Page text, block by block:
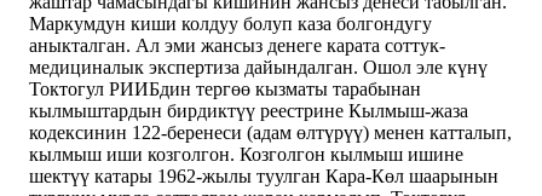
Маркумдун киши колдуу болуп каза болгондугу
аныкталган. Ал эми жансыз денеге карата соттук-
медициналык экспертиза дайындалган. Ошол эле күнү
Токтогул РИИБдин тергөө кызматы тарабынан
кылмыштардын бирдиктүү реестрине Кылмыш-жаза
кодексинин 122-беренеси (адам өлтүрүү) менен катталып,
кылмыш иши козголгон. Козголгон кылмыш ишине
шектүү катары 1962-жылы туулган Кара-Көл шаарынын